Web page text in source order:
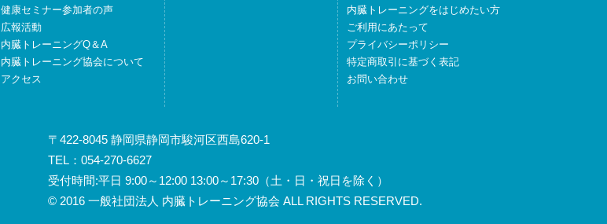
健康セミナー参加者の声
広報活動
内臓トレーニングQ＆A
内臓トレーニング協会について
アクセス
内臓トレーニングをはじめたい方
ご利用にあたって
プライバシーポリシー
特定商取引に基づく表記
お問い合わせ
〒422-8045 静岡県静岡市駿河区西島620-1
TEL：054-270-6627
受付時間:平日 9:00～12:00 13:00～17:30（土・日・祝日を除く）
© 2016 一般社団法人 内臓トレーニング協会 ALL RIGHTS RESERVED.